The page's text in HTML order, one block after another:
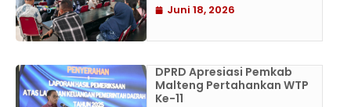
Juni 18, 2026
DPRD Apresiasi Pemkab
Malteng Pertahankan WTP
Ke-11